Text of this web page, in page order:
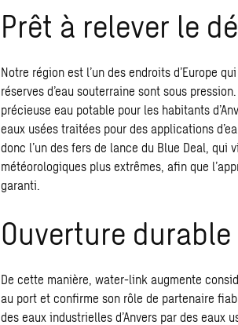
Prêt à relever le
Notre région est l’un des endroits d’Europe
réserves d’eau souterraine sont sous
précieuse eau potable pour les habitants
eaux usées traitées pour des applications
donc l’un des fers de lance du Blue Deal,
météorologiques plus extrêmes, afin que
garanti.
Ouverture
De cette manière, water-link augmente
au port et confirme son rôle de partenaire
des eaux industrielles d’Anvers par des eaux